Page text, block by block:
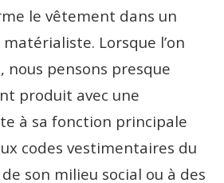
le vêtement dans un
Lorsque l’on
nous pensons presque
produit avec une
à sa fonction principale
codes vestimentaires du
son milieu social ou à des